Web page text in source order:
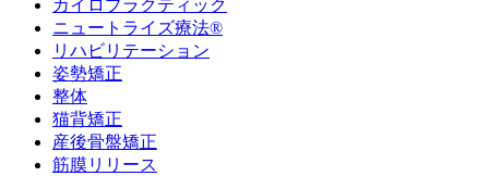
カイロプラクティック
ニュートライズ療法®
リハビリテーション
姿勢矯正
整体
猫背矯正
産後骨盤矯正
筋膜リリース